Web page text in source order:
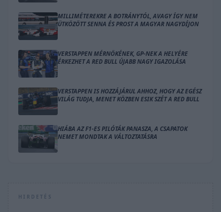
MILLIMÉTEREKRE A BOTRÁNYTÓL, AVAGY ÍGY NEM
ÜTKÖZÖTT SENNA ÉS PROST A MAGYAR NAGYDÍJON
VERSTAPPEN MÉRNÖKÉNEK, GP-NEK A HELYÉRE
ÉRKEZHET A RED BULL ÚJABB NAGY IGAZOLÁSA
VERSTAPPEN IS HOZZÁJÁRUL AHHOZ, HOGY AZ EGÉSZ
VILÁG TUDJA, MENET KÖZBEN ESIK SZÉT A RED BULL
HIÁBA AZ F1-ES PILÓTÁK PANASZA, A CSAPATOK
NEMET MONDTAK A VÁLTOZTATÁSRA
HIRDETÉS